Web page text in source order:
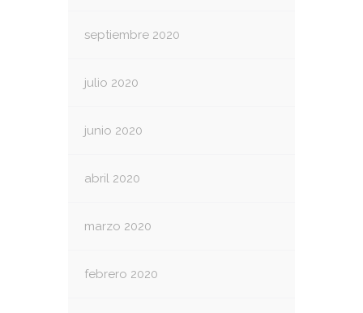
septiembre 2020
julio 2020
junio 2020
abril 2020
marzo 2020
febrero 2020